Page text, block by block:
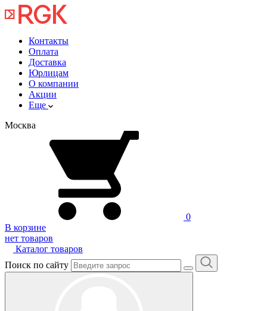
Контакты
Оплата
Доставка
Юрлицам
О компании
Акции
Еще
Москва
0
В корзине
нет товаров
Каталог товаров
Поиск по сайту